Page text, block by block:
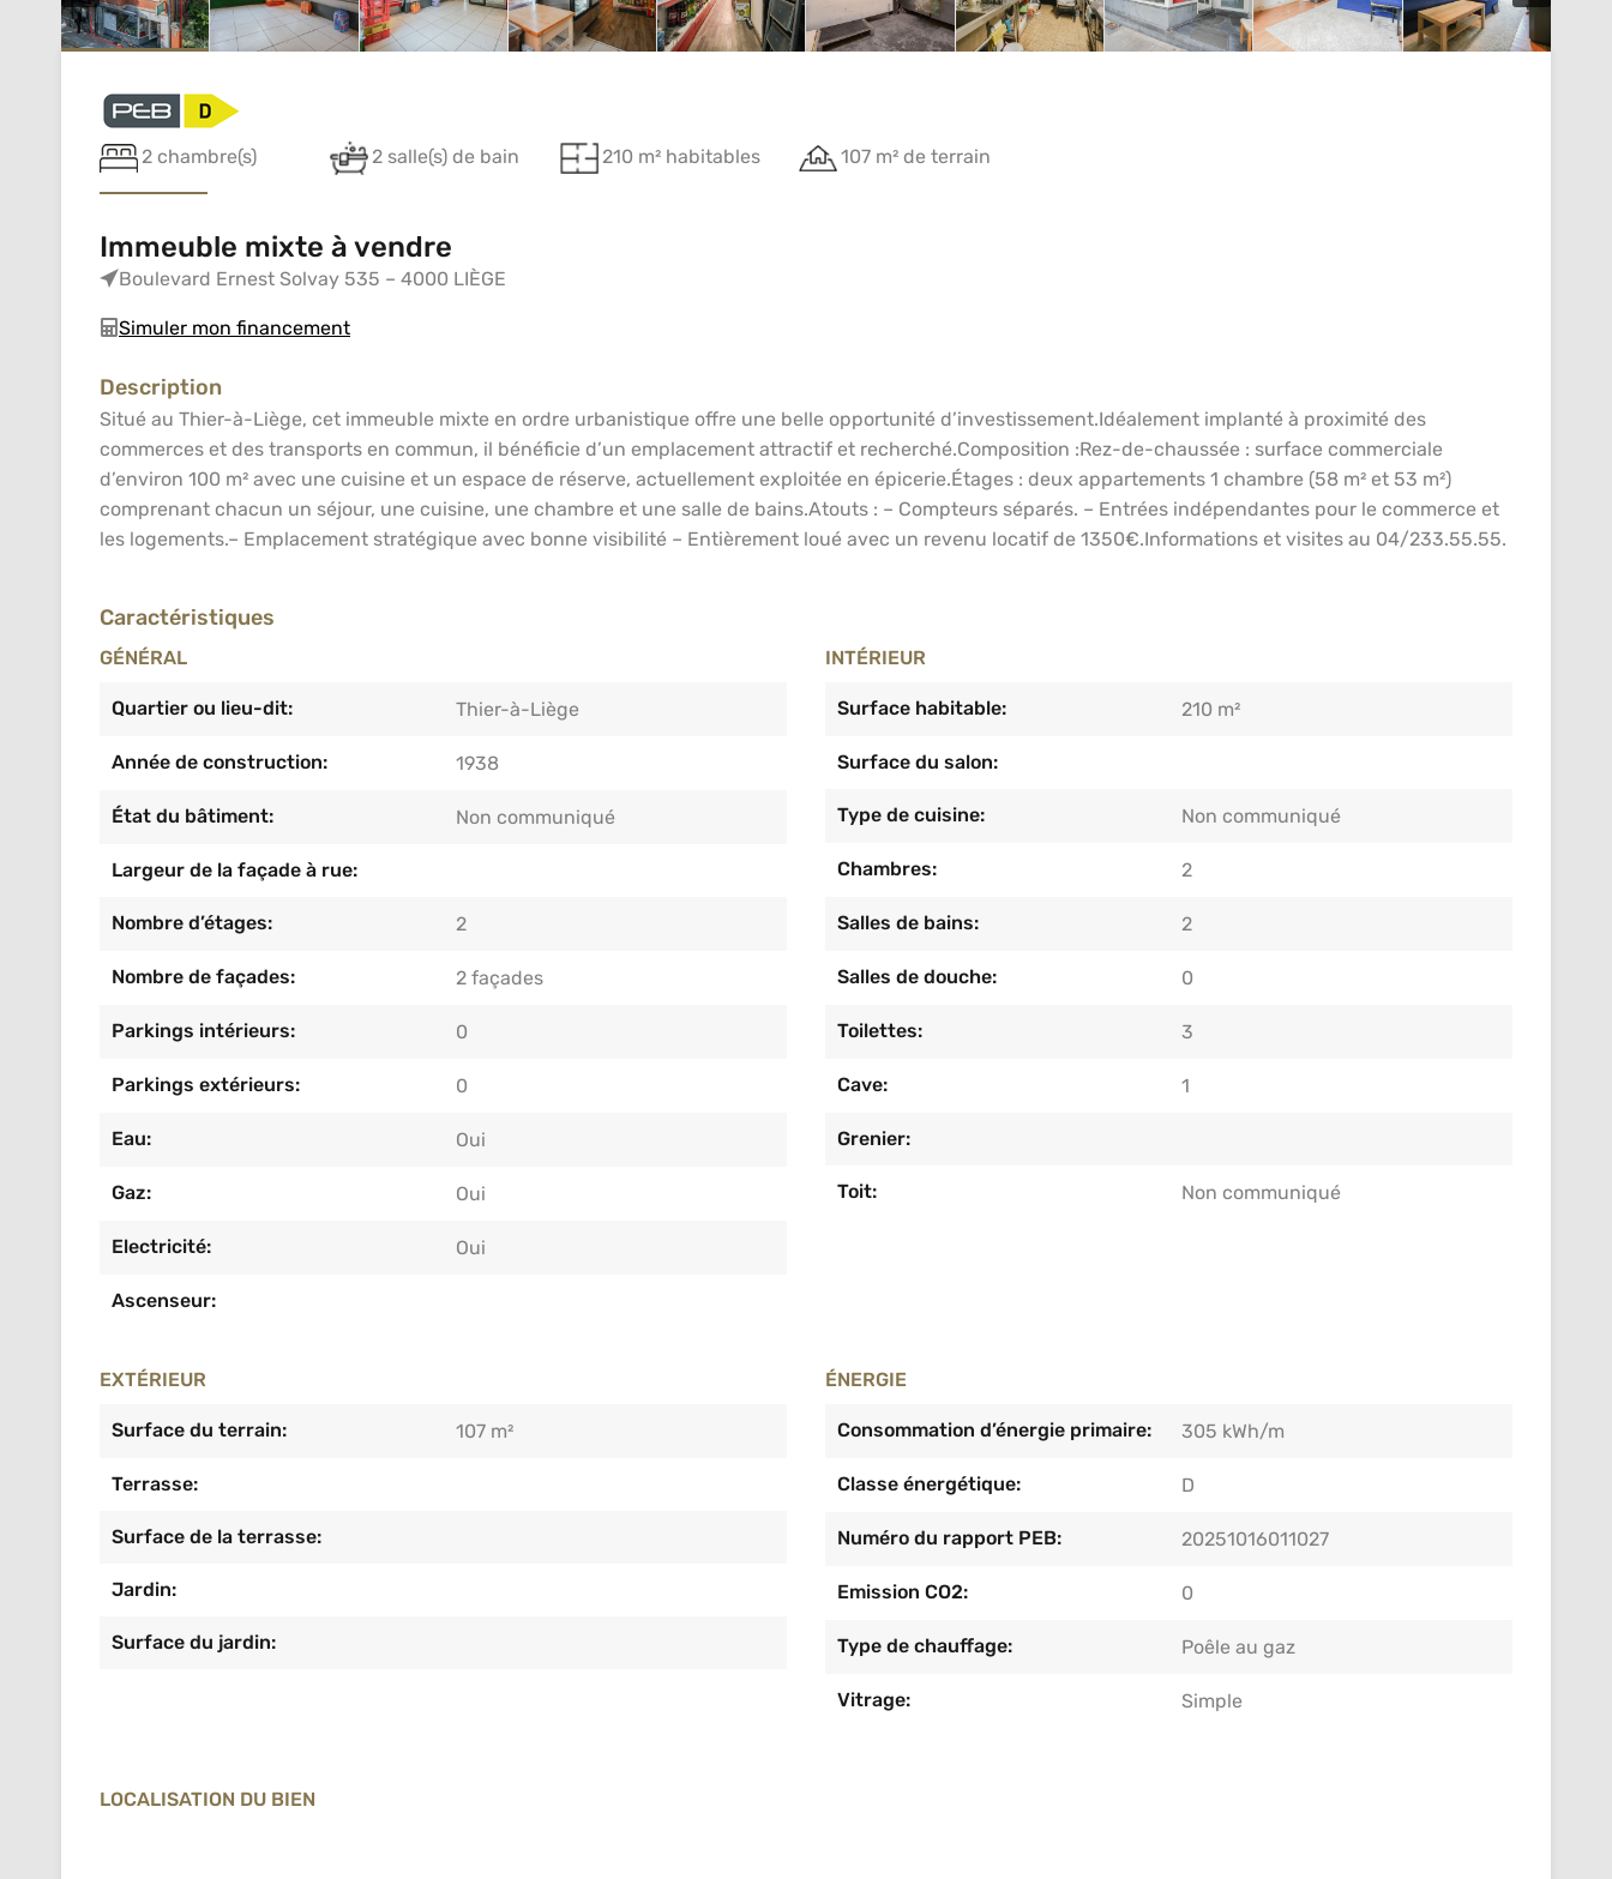
2 chambre(s) 2 salle(s) de bain 210 m² habitables 107 m² de terrain
Immeuble mixte à vendre
Boulevard Ernest Solvay 535 – 4000 LIÈGE
Simuler mon financement
Description
Situé au Thier-à-Liège, cet immeuble mixte en ordre urbanistique offre une belle opportunité d’investissement.Idéalement implanté à proximité des
commerces et des transports en commun, il bénéficie d’un emplacement attractif et recherché.Composition :Rez-de-chaussée : surface commerciale
d’environ 100 m² avec une cuisine et un espace de réserve, actuellement exploitée en épicerie.Étages : deux appartements 1 chambre (58 m² et 53 m²)
comprenant chacun un séjour, une cuisine, une chambre et une salle de bains.Atouts : – Compteurs séparés. – Entrées indépendantes pour le commerce et
les logements.– Emplacement stratégique avec bonne visibilité – Entièrement loué avec un revenu locatif de 1350€.Informations et visites au 04/233.55.55.
Caractéristiques
GÉNÉRAL
Quartier ou lieu-dit: Thier-à-Liège
Année de construction: 1938
État du bâtiment: Non communiqué
Largeur de la façade à rue:
Nombre d’étages: 2
Nombre de façades: 2 façades
Parkings intérieurs: 0
Parkings extérieurs: 0
Eau: Oui
Gaz: Oui
Electricité: Oui
Ascenseur:
INTÉRIEUR
Surface habitable: 210 m²
Surface du salon:
Type de cuisine: Non communiqué
Chambres: 2
Salles de bains: 2
Salles de douche: 0
Toilettes: 3
Cave: 1
Grenier:
Toit: Non communiqué
EXTÉRIEUR
Surface du terrain: 107 m²
Terrasse:
Surface de la terrasse:
Jardin:
Surface du jardin:
ÉNERGIE
Consommation d’énergie primaire: 305 kWh/m
Classe énergétique: D
Numéro du rapport PEB: 20251016011027
Emission CO2: 0
Type de chauffage: Poêle au gaz
Vitrage: Simple
LOCALISATION DU BIEN